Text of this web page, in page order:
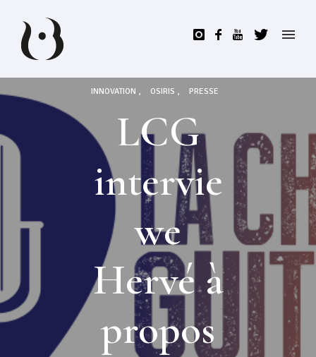
INNOVATION OSIRIS PRESSE
LCG
intervie
we
Hervé à
propos